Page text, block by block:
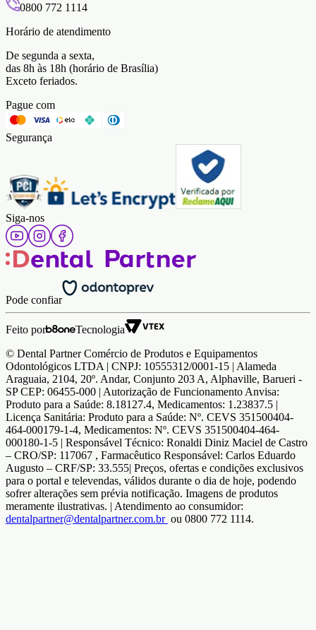
0800 772 1114
Horário de atendimento
De segunda a sexta,
das 8h às 18h (horário de Brasília)
Exceto feriados.
Pague com
Segurança
Siga-nos
Pode confiar
Feito por
Tecnologia
© Dental Partner Comércio de Produtos e Equipamentos
Odontológicos LTDA | CNPJ: 10555312/0001-15 | Alameda
Araguaia, 2104, 20º. Andar, Conjunto 203 A, Alphaville, Barueri -
SP CEP: 06455-000 | Autorização de Funcionamento Anvisa:
Produto para a Saúde: 8.18127.4, Medicamentos: 1.23837.5 |
Licença Sanitária: Produto para a Saúde: Nº. CEVS 351500404-
464-000179-1-4, Medicamentos: Nº. CEVS 351500404-464-
000180-1-5 | Responsável Técnico: Ronaldi Diniz Maciel de Castro
– CRO/SP: 117067 , Farmacêutico Responsável: Carlos Eduardo
Augusto – CRF/SP: 33.555| Preços, ofertas e condições exclusivos
para o portal e televendas, válidos durante o dia de hoje, podendo
sofrer alterações sem prévia notificação. Imagens de produtos
meramente ilustrativas. | Atendimento ao consumidor:
dentalpartner@dentalpartner.com.br ou 0800 772 1114.